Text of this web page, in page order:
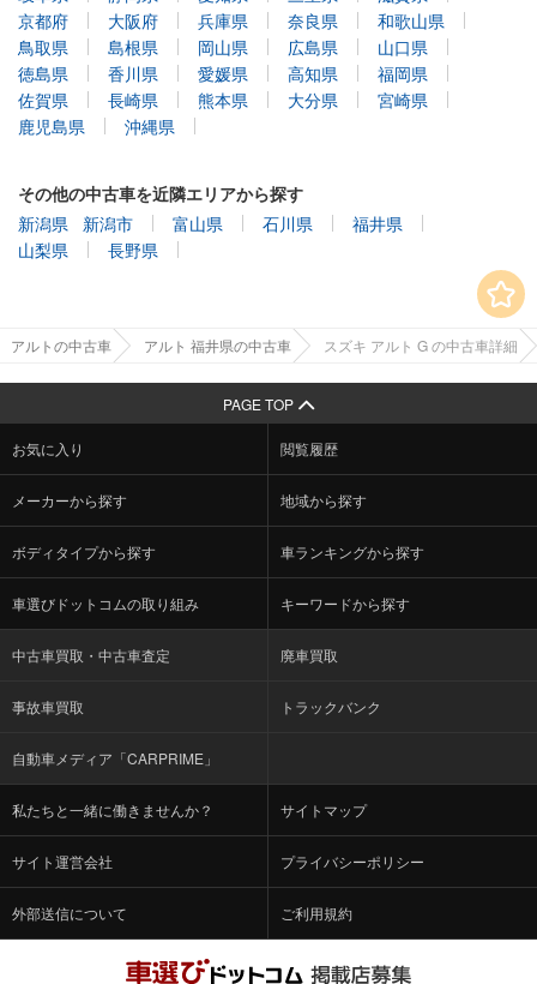
鳥取県
島根県 岡山県 広島県
山口県
徳島県
香川県 愛媛県 高知県
福岡県
佐賀県
長崎県 熊本県 大分県
宮崎県
鹿児島県
沖縄県
新潟県 新潟市 富山県 石川県
山梨県
長野県
PAGE TOP
お気に入り 閲覧履歴
メーカーから探す 地域から探す
ボディタイプから探す 車ランキングから探す
車選びドットコムの取り組み キーワードから探す
私たちと一緒に働きませんか？ サイトマップ
サイト運営会社 プライバシーポリシー
外部送信について ご利用規約